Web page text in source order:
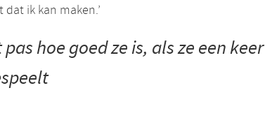
ik kan maken.’
hoe goed ze is, als ze een keer